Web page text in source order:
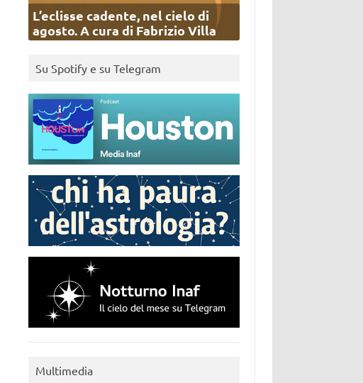
L’eclisse cadente, nel cielo di
agosto. A cura di Fabrizio Villa
Su Spotify e su Telegram
Multimedia